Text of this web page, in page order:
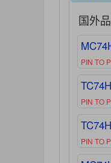
国外
PIN TO
PIN TO
PIN TO